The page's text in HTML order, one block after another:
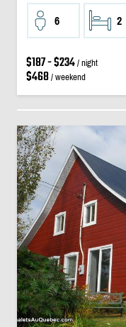
6 2
$187 - $234/ night
$468/ weekend